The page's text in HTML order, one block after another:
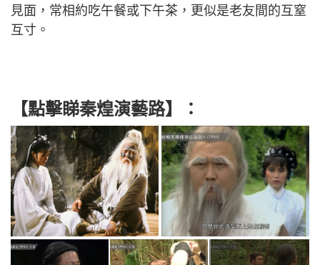
見面，常相約吃午餐或下午茶，更似是老友間的互窒
互寸。
【點擊睇秦煌演藝路】：